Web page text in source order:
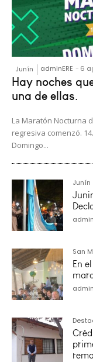
Junín adminERE - 6
Hay noches
una de ellas.
La Maratón Nocturna
regresiva comenzó.
Domingo...
Junín
San
En